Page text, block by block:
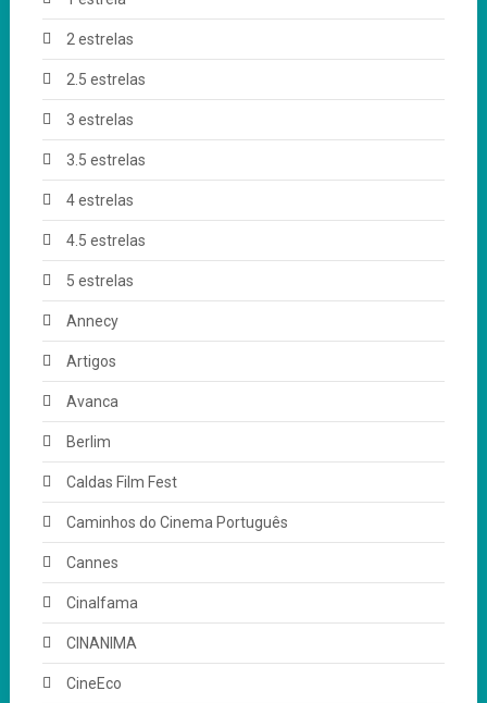
2 estrelas
2.5 estrelas
3 estrelas
3.5 estrelas
4 estrelas
4.5 estrelas
5 estrelas
Annecy
Artigos
Avanca
Berlim
Caldas Film Fest
Caminhos do Cinema Português
Cannes
Cinalfama
CINANIMA
CineEco